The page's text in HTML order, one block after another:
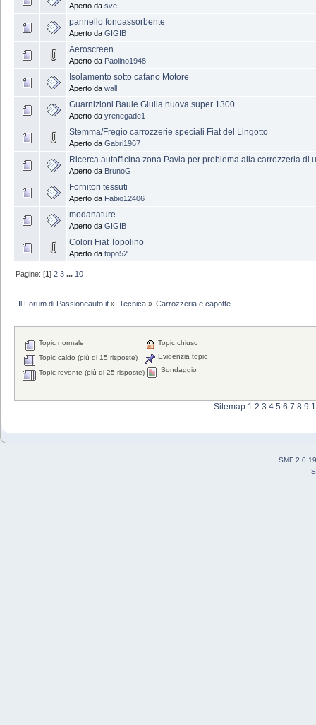
Aperto da sve
pannello fonoassorbente
Aperto da GIGIB
Aeroscreen
Aperto da Paolino1948
Isolamento sotto cafano Motore
Aperto da wall
Guarnizioni Baule Giulia nuova super 1300
Aperto da yrenegade1
Stemma/Fregio carrozzerie speciali Fiat del Lingotto
Aperto da Gabri1967
Ricerca autofficina zona Pavia per problema alla carrozzeria di
Aperto da BrunoG
Fornitori tessuti
Aperto da Fabio12406
modanature
Aperto da GIGIB
Colori Fiat Topolino
Aperto da topo52
Pagine: [1]2 3 ... 10
Il Forum di Passioneauto.it » Tecnica» Carrozzeria e capotte
Topic normale
Topic caldo (più di 15 risposte)
Topic rovente (più di 25 risposte)
Topic chiuso
Evidenzia topic
Sondaggio
Sitemap 1 2 3 4 5 6 7 8 9
SMF 2.0.19